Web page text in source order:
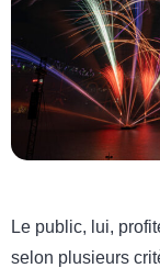
Le public, lui,
selon plusieurs